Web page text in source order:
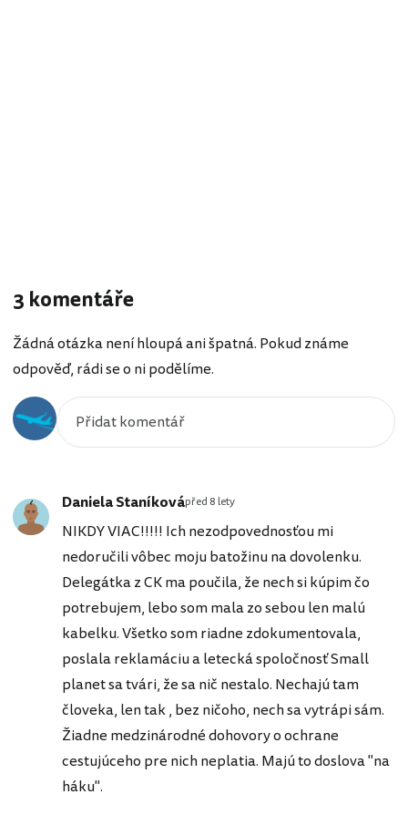
3 komentáře
Žádná otázka není hloupá ani špatná. Pokud známe
odpověď, rádi se o ni podělíme.
Daniela Staníkovápřed 8 lety
NIKDY VIAC!!!!! Ich nezodpovednosťou mi
nedoručili vôbec moju batožinu na dovolenku.
Delegátka z CK ma poučila, že nech si kúpim čo
potrebujem, lebo som mala zo sebou len malú
kabelku. Všetko som riadne zdokumentovala,
poslala reklamáciu a letecká spoločnosť Small
planet sa tvári, že sa nič nestalo. Nechajú tam
človeka, len tak , bez ničoho, nech sa vytrápi sám.
Žiadne medzinárodné dohovory o ochrane
cestujúceho pre nich neplatia. Majú to doslova "na
háku".